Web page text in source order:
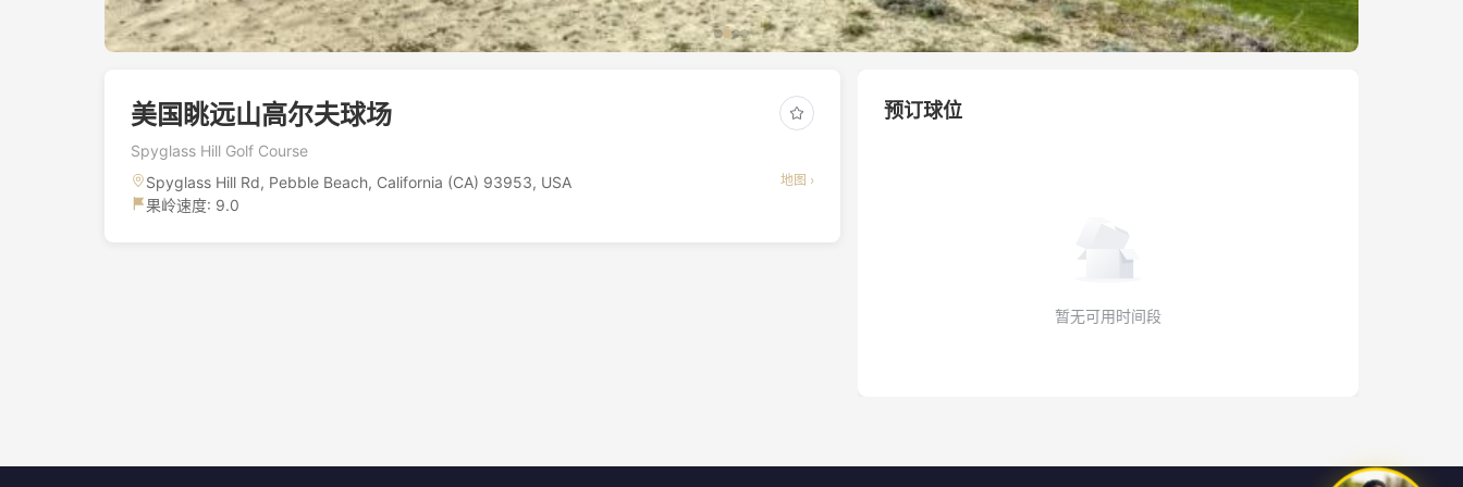
美国眺远山高尔夫球场
Spyglass Hill Golf Course
Spyglass Hill Rd, Pebble Beach, California (CA) 93953, USA
地图 ›
果岭速度: 9.0
预订球位
暂无可用时间段